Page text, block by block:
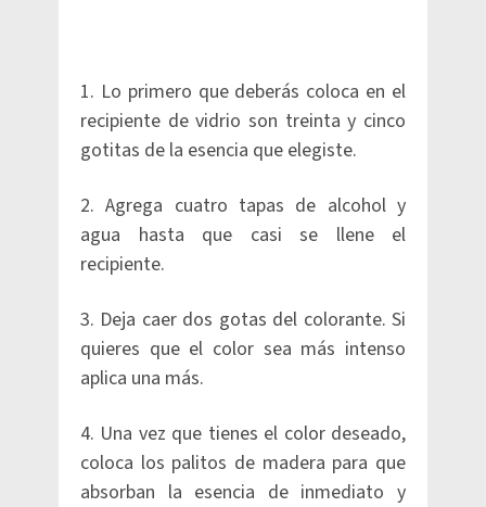
1. Lo primero que deberás coloca en el
recipiente de vidrio son treinta y cinco
gotitas de la esencia que elegiste.
2. Agrega cuatro tapas de alcohol y
agua hasta que casi se llene el
recipiente.
3. Deja caer dos gotas del colorante. Si
quieres que el color sea más intenso
aplica una más.
4. Una vez que tienes el color deseado,
coloca los palitos de madera para que
absorban la esencia de inmediato y